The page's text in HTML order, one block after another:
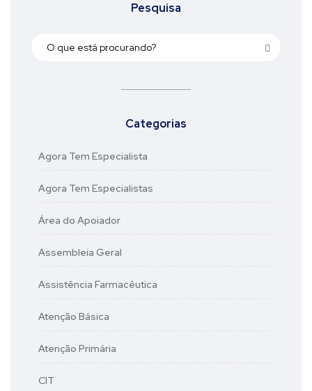
Pesquisa
Categorias
Agora Tem Especialista
Agora Tem Especialistas
Área do Apoiador
Assembleia Geral
Assistência Farmacêutica
Atenção Básica
Atenção Primária
CIT